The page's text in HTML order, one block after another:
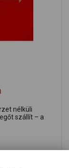
nélküli
szállít – a